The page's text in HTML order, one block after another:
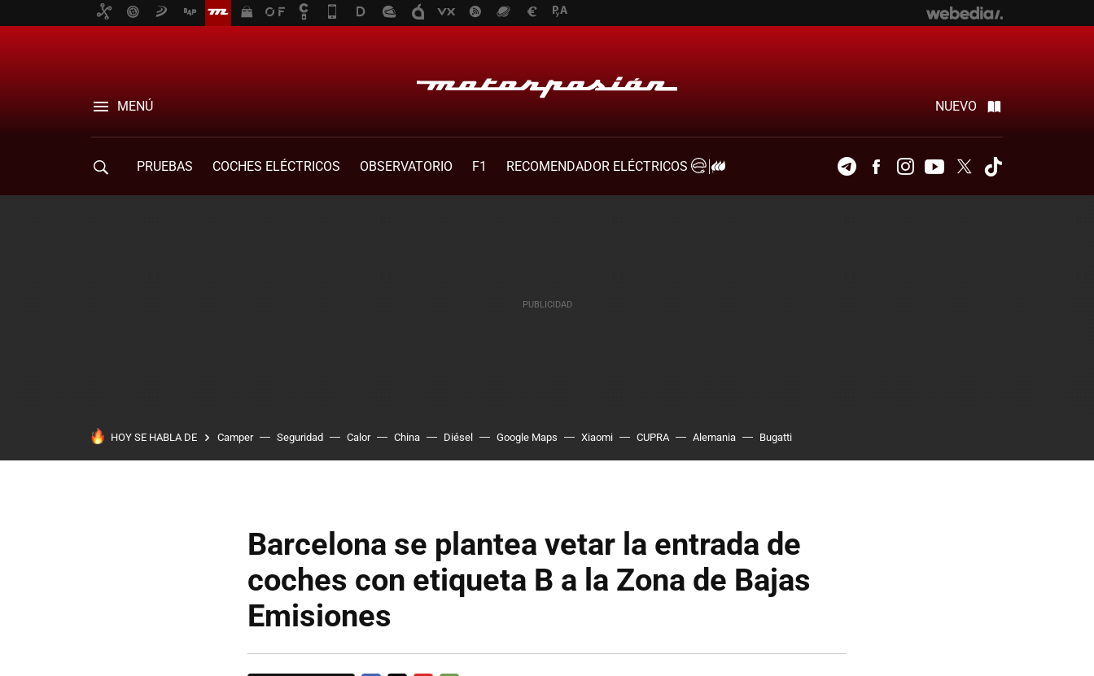
MENÚ NUEVO
PRUEBAS COCHES ELÉCTRICOS OBSERVATORIO F1
RECOMENDADOR ELÉCTRICOS
TelegramFacebookInstagramYoutubeTwitter
HOY SE HABLA DE Camper Seguridad Calor China Diésel Google Maps Xiaomi CUPRA Alemania Bugatti
Barcelona se plantea vetar la entrada de
coches con etiqueta B a la Zona de Bajas
Emisiones